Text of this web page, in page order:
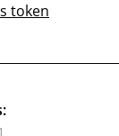
token